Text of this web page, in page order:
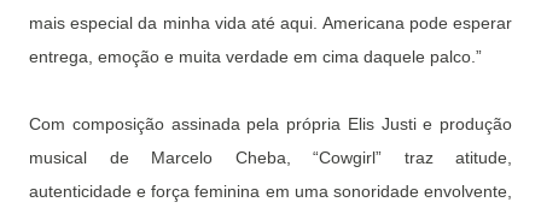
mais especial da minha vida até aqui. Americana pode esperar
entrega, emoção e muita verdade em cima daquele palco.”
Com composição assinada pela própria Elis Justi e produção
musical de Marcelo Cheba, “Cowgirl” traz atitude,
autenticidade e força feminina em uma sonoridade envolvente,